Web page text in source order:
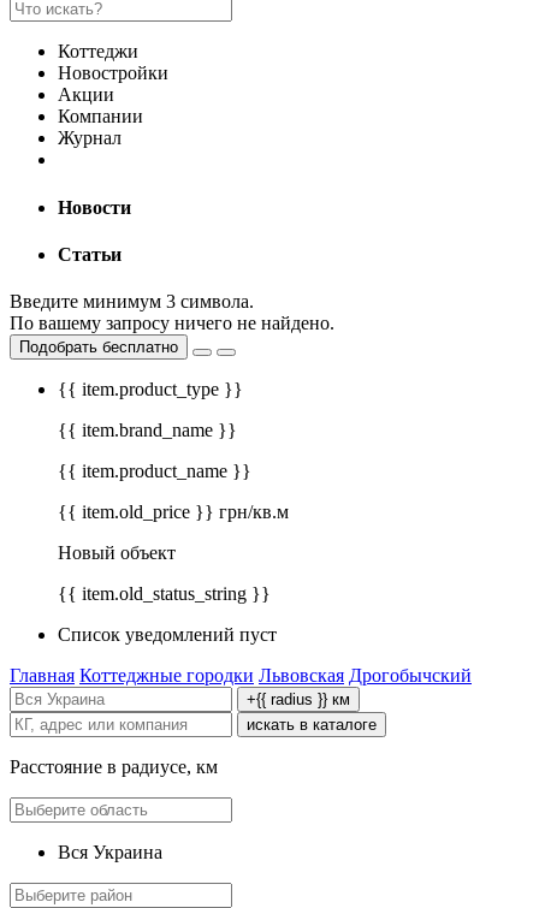
Коттеджи
Новостройки
Акции
Компании
Журнал
Новости
Статьи
Введите минимум 3 символа.
По вашему запросу ничего не найдено.
Подобрать бесплатно
{{ item.product_type }}
{{ item.brand_name }}
{{ item.product_name }}
{{ item.old_price }} грн/кв.м
Новый объект
{{ item.old_status_string }}
Список уведомлений пуст
Главная Коттеджные городки Львовская Дрогобычский
+{{ radius }} км
искать в каталоге
Расстояние в радиусе, км
Вся Украина